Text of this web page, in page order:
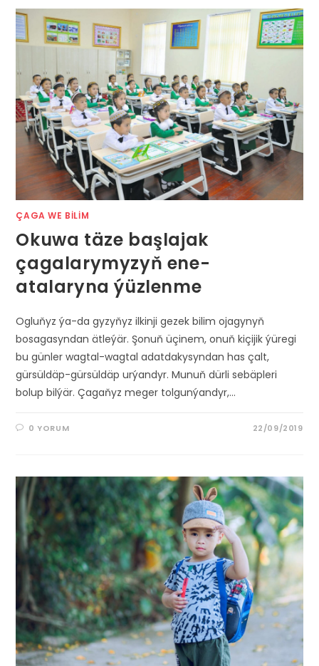
ÇAGA WE BILIM
Okuwa täze başlajak
çagalarymyzyň ene-
atalaryna ýüzlenme
Ogluňyz ýa-da gyzyňyz ilkinji gezek bilim ojagynyň
bosagasyndan ätleýär. Şonuň üçinem, onuň kiçijik ýüregi
bu günler wagtal-wagtal adatdakysyndan has çalt,
gürsüldäp-gürsüldäp urýandyr. Munuň dürli sebäpleri
bolup bilýär. Çagaňyz meger tolgunýandyr,…
0 YORUM 22/09/2019